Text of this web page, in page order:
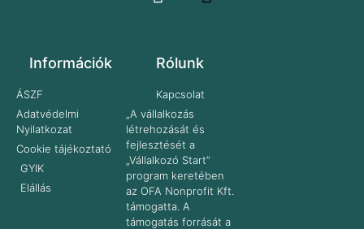
Információk
ÁSZF
Adatvédelmi
Nyilatkozat
Cookie tájékoztató
GYIK
Elállás
Rólunk
Kapcsolat
„A vállalkozás
létrehozását és
fejlesztését a
„Vállalkozó Start”
program keretében
az OFA Nonprofit Kft.
támogatta. A
támogatás forrását a